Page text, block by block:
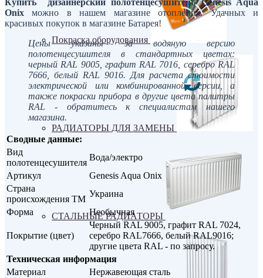
Покраска оборудования
РАДИАТОРЫ ДЛЯ ЗАМЕНЫ
СТАЛЬНЫЕ РАДИАТОРЫ
Купить дизайнерский полотенцесушитель Genesis Aqua
Onixможно в нашем магазине отопления. Удачных и
красивых покупок в магазине Батарея!
Цены указаны за водяную версию
полотенцесушителя в стандартных цветах:
черный RAL 9005, графит RAL 7016 , серебро RAL
7666, белый RAL 9016. Для расчета стоимости
электрической или комбинированной версии, а
также покраски прибора в другие цвета палитры
RAL - обратитесь к специалистам нашего
магазина.
Сводные данные:
Вид
полотенцесушителя
Вода/электро
Артикул
Genesis Aqua Onix
Страна
происхождения ТМ
Украина
Форма
Необычная
Покрытие (цвет)
Черный RAL 9005, графит RAL 7024,
серебро RAL7666, белый RAL9016;
другие цвета RAL - по запросу.
Техническая информация
Материал
Нержавеющая сталь